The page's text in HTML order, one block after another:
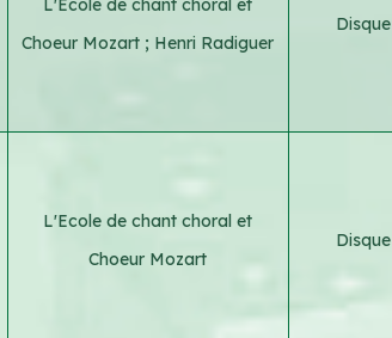
L'Ecole de chant choral et
Choeur Mozart ; Henri Radiguer
Disque
L'Ecole de chant choral et
Choeur Mozart
Disque